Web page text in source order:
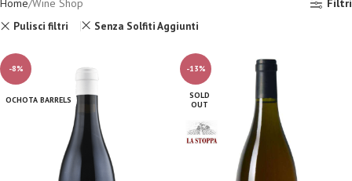
Home Wine Shop
Filtri
Pulisci filtri
Senza Solfiti Aggiunti
-8%
OCHOTA BARRELS
-13%
SOLD
OUT